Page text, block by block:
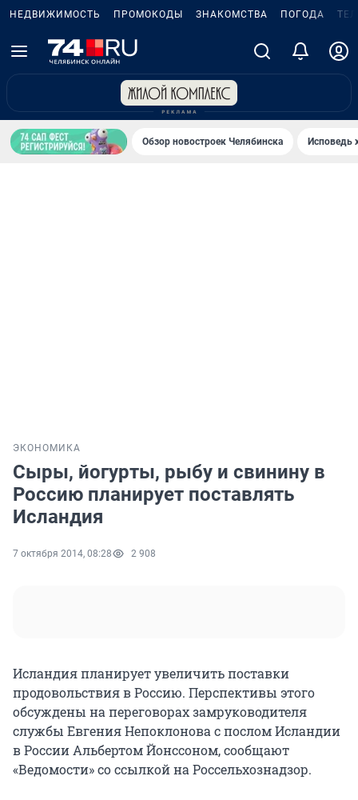
НЕДВИЖИМОСТЬ ПРОМОКОДЫ ЗНАКОМСТВА ПОГОДА
Обзор новостроек Челябинска Исповедь
ЭКОНОМИКА
Сыры, йогурты, рыбу и свинину в
Россию планирует поставлять
Исландия
7 октября 2014, 08:28 2 908
Исландия планирует увеличить поставки
продовольствия в Россию. Перспективы этого
обсуждены на переговорах замруководителя
службы Евгения Непоклонова с послом Исландии
в России Альбертом Йонссоном, сообщают
«Ведомости» со ссылкой на Россельхознадзор.